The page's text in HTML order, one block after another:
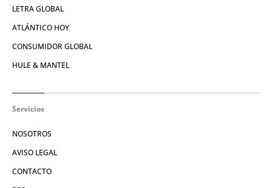
LETRA GLOBAL
ATLÁNTICO HOY
CONSUMIDOR GLOBAL
HULE & MANTEL
Servicios
NOSOTROS
AVISO LEGAL
CONTACTO